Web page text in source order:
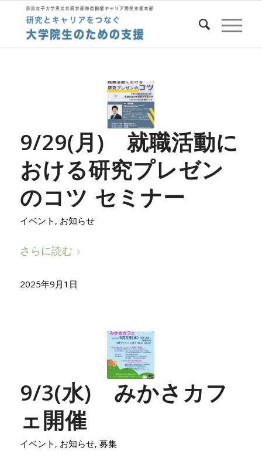
9/29(月) 就職活動に
おける研究プレゼン
のコツ セミナー
イベント , お知らせ
さらに読む
2025年9月1日
9/3(水) みかさカフ
ェ開催
イベント , お知らせ, 募集